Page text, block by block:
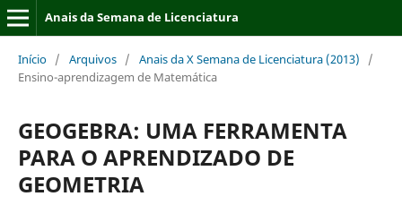
Anais da Semana de Licenciatura
Início / Arquivos / Anais da X Semana de Licenciatura (2013)
/
Ensino-aprendizagem de Matemática
GEOGEBRA: UMA FERRAMENTA
PARA O APRENDIZADO DE
GEOMETRIA